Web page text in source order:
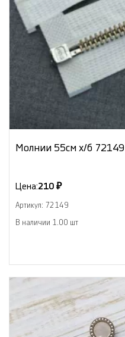
Молнии 55см х/б 72149
Цена:210 ₽
Артикул: 72149
В наличии 1.00 шт